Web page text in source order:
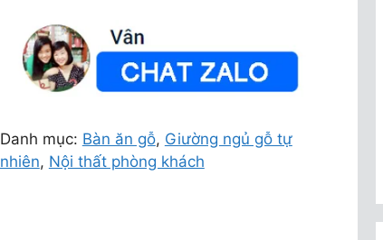
Danh mục: Bàn ăn gỗ, Giường ngủ gỗ tự
nhiên, Nội thất phòng khách